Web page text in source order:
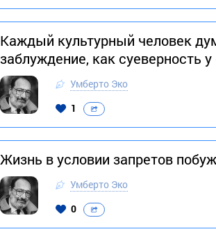
Каждый культурный человек
заблуждение, как суеверность
Умберто Эко
1
Жизнь в условии запретов
Умберто Эко
0